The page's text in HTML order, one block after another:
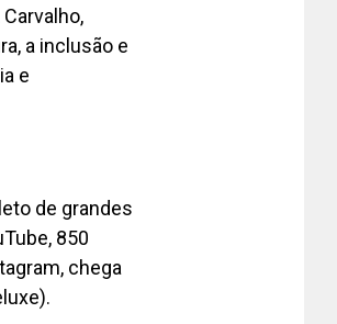
a inclusão e
e
de grandes
850
chega